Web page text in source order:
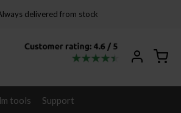
delivered from stock
tools Support